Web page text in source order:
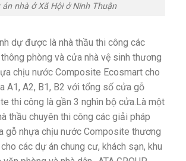
án nhà ở Xã Hội ở Ninh Thuận
dự được là nhà thầu thi công các
phòng và cửa nhà vệ sinh thương
chịu nước Composite Ecosmart cho
A1, A2, B1, B2 với tổng số cửa gỗ
thi công là gần 3 nghìn bộ cửa.Là một
thầu chuyên thi công các giải pháp
gỗ nhựa chịu nước Composite thương
các dự án chung cư, khách sạn, khu